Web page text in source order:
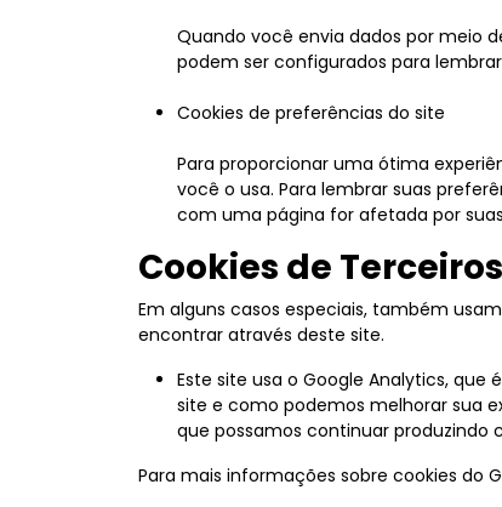
Quando você envia dados por meio
podem ser configurados para
Cookies de preferências do site
Para proporcionar uma ótima
você o usa. Para lembrar suas
com uma página for afetada por
Cookies de Terceiros
Em alguns casos especiais, também
encontrar através deste site.
Este site usa o Google Analytics,
site e como podemos melhorar sua
que possamos continuar produzindo
Para mais informações sobre cookies do